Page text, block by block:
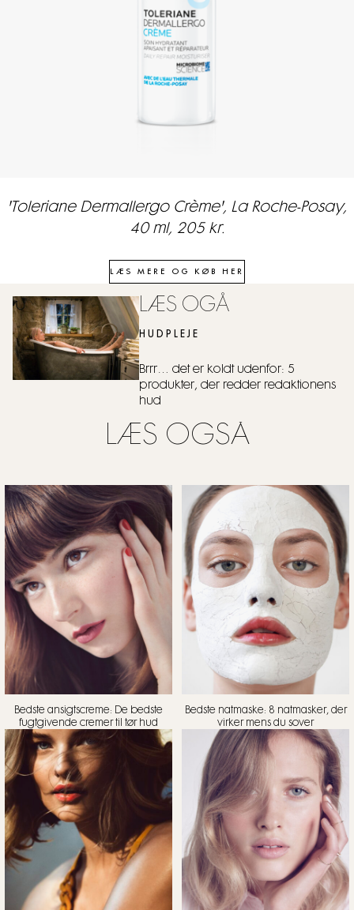
'Toleriane Dermallergo Crème', La Roche-Posay,
40 ml, 205 kr.
LÆS MERE OG KØB HER
LÆS OGÅ
HUDPLEJE
Brrr… det er koldt udenfor: 5
produkter, der redder redaktionens
hud
LÆS OGSÅ
Bedste ansigtscreme: De bedste
fugtgivende cremer til tør hud
Bedste natmaske: 8 natmasker, der
virker mens du sover